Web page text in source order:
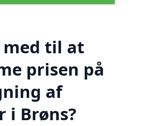
med til at
prisen på
af
i Brøns?